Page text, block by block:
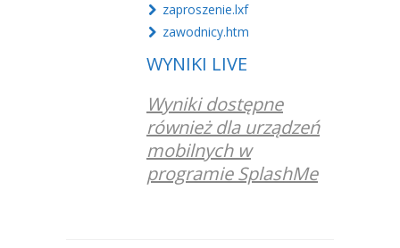
zaproszenie.lxf
zawodnicy.htm
WYNIKI LIVE
Wyniki dostępne
również dla urządzeń
mobilnych w
programie SplashMe